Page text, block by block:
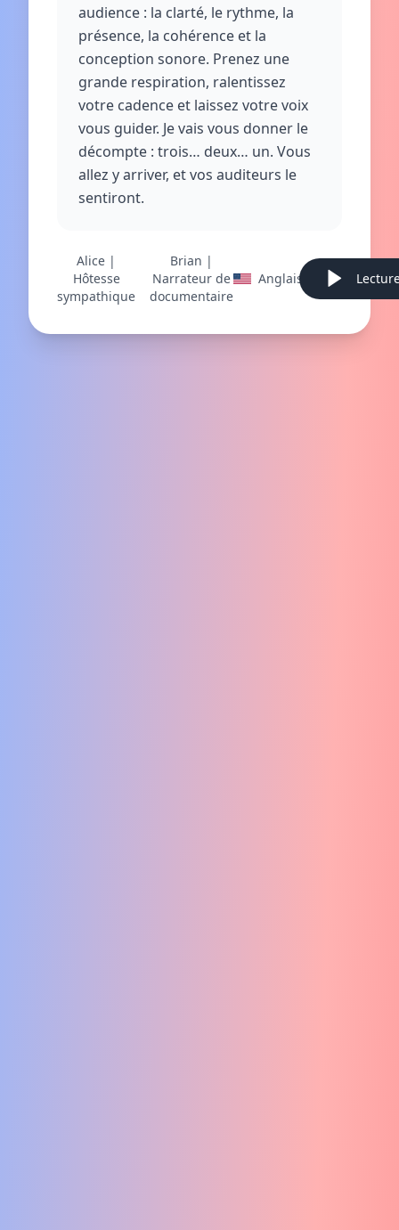
audience : la clarté, le rythme, la
présence, la cohérence et la
conception sonore. Prenez une
grande respiration, ralentissez
votre cadence et laissez votre voix
vous guider. Je vais vous donner le
décompte : trois… deux… un. Vous
allez y arriver, et vos auditeurs le
sentiront.
Alice |
Hôtesse
sympathique
Brian |
Narrateur de
documentaire
Anglais